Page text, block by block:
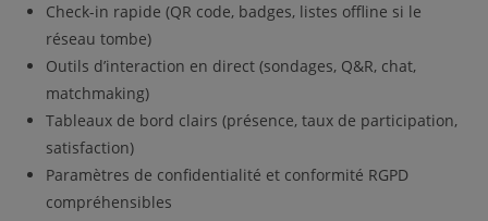
Check-in rapide (QR code, badges, listes offline si le
réseau tombe)
Outils d’interaction en direct (sondages, Q&R, chat,
matchmaking)
Tableaux de bord clairs (présence, taux de participation,
satisfaction)
Paramètres de confidentialité et conformité RGPD
compréhensibles